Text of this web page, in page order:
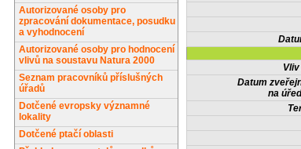
Autorizované osoby pro
zpracování dokumentace, posudku
a vyhodnocení
Autorizované osoby pro hodnocení
vlivů na soustavu Natura 2000
Seznam pracovníků příslušných
úřadů
Dotčené evropsky významné
lokality
Dotčené ptačí oblasti
Datum
na